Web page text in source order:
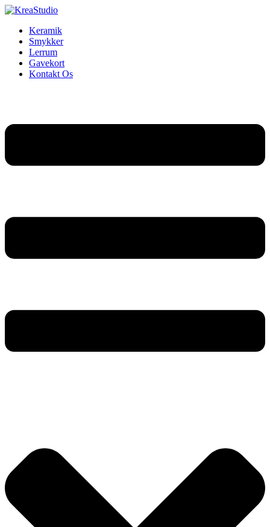
Keramik
Smykker
Lerrum
Gavekort
Kontakt Os